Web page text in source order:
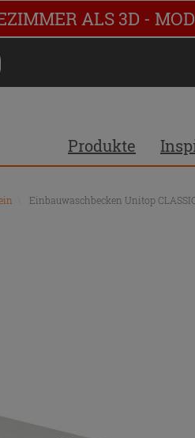
ALS 3D -
Produkte
Einbauwaschbecken Unitop